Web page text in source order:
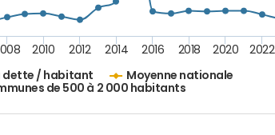
dette / habitant
Moyenne nationale
de 500 à 2 000 habitants
2010 2012 2014 2016 2018 2020 2022